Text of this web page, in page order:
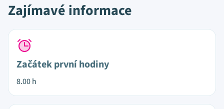
Zajímavé informace
Začátek první hodiny
8.00 h